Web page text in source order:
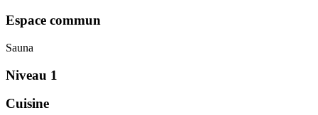
Espace commun
Sauna
Niveau 1
Cuisine